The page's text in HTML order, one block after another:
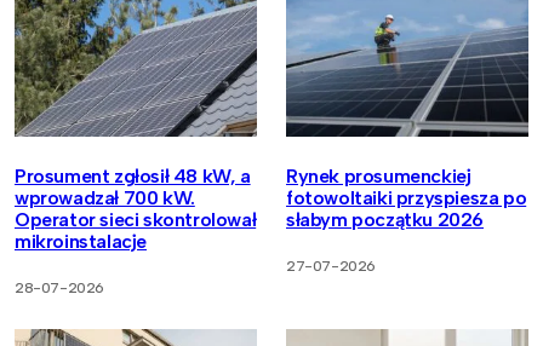
Prosument zgłosił 48 kW, a
wprowadzał 700 kW.
Operator sieci skontrolował
mikroinstalacje
28-07-2026
Rynek prosumenckiej
fotowoltaiki przyspiesza po
słabym początku 2026
27-07-2026